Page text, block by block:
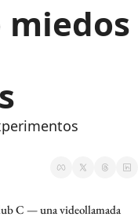
C — una videollamada